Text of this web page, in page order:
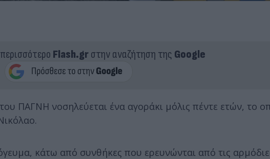
Flash.grστην αναζήτηση της Google
ΠΑΓΝΗ νοσηλεύεται ένα αγοράκι μόλις πέντε ετών, το
κάτω από συνθήκες που ερευνώνται από τις